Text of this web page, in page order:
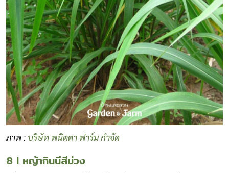
ภาพ : บริษัท พนิตตา ฟาร์ม กำจัด
8 I หญ้ากินนีสีม่วง